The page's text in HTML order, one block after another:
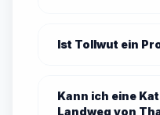
Ist Tollwut ein
Kann ich eine
Landweg von